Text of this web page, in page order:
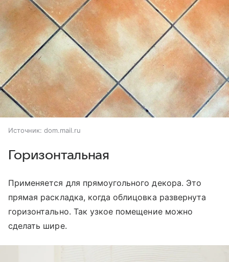
Источник: dom.mail.ru
Горизонтальная
Применяется для прямоугольного декора. Это
прямая раскладка, когда облицовка развернута
горизонтально. Так узкое помещение можно
сделать шире.